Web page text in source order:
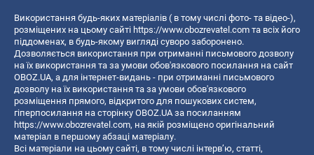
Використання будь-яких матеріалів ( в тому числі фото- та відео-),
розміщених на цьому сайті https://www.obozrevatel.com та всіх його
піддоменах, в будь-якому вигляді суворо заборонено.
Дозволяється використання при отриманні письмового дозволу
на їх використання та за умови обов'язкового посилання на сайт
OBOZ.UA, а для інтернет-видань - при отриманні письмового
дозволу на їх використання та за умови обов'язкового
розміщення прямого, відкритого для пошукових систем,
гіперпосилання на сторінку OBOZ.UA за посиланням
https://www.obozrevatel.com, на якій розміщено оригінальний
матеріал в першому абзаці матеріалу.
Всі матеріали на цьому сайті, в тому числі інтерв’ю, статті,